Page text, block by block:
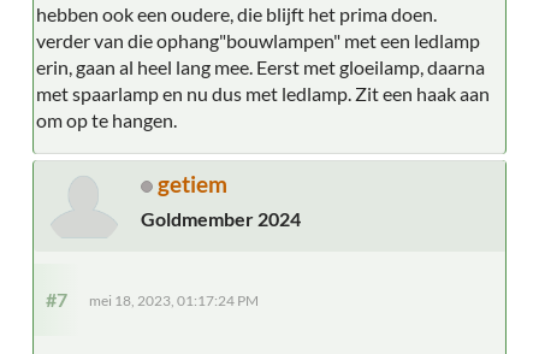
hebben ook een oudere, die blijft het prima doen.
verder van die ophang"bouwlampen" met een ledlamp
erin, gaan al heel lang mee. Eerst met gloeilamp, daarna
met spaarlamp en nu dus met ledlamp. Zit een haak aan
om op te hangen.
getiem
Goldmember 2024
#7 mei 18, 2023, 01:17:24 PM